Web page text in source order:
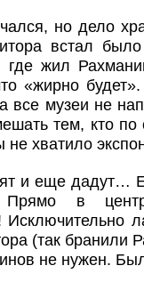
но дело
встал
где жил
«жирно
все музеи не
тем, кто по
не хватило
и еще дадут…
Прямо в
(так
не нужен.